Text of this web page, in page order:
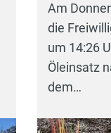
Am
die
um 14:26
Öleinsatz
dem…